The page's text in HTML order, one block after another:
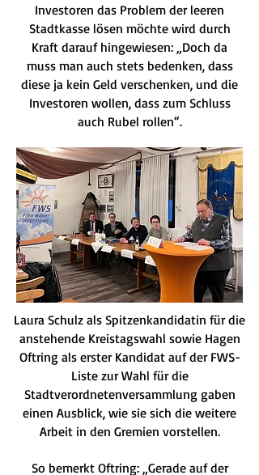
Investoren das Problem der leeren
Stadtkasse lösen möchte wird durch
Kraft darauf hingewiesen: „Doch da
muss man auch stets bedenken, dass
diese ja kein Geld verschenken, und die
Investoren wollen, dass zum Schluss
auch Rubel rollen“.
Laura Schulz als Spitzenkandidatin für die
anstehende Kreistagswahl sowie Hagen
Oftring als erster Kandidat auf der FWS-
Liste zur Wahl für die
Stadtverordnetenversammlung gaben
einen Ausblick, wie sie sich die weitere
Arbeit in den Gremien vorstellen.
So bemerkt Oftring: „Gerade auf der